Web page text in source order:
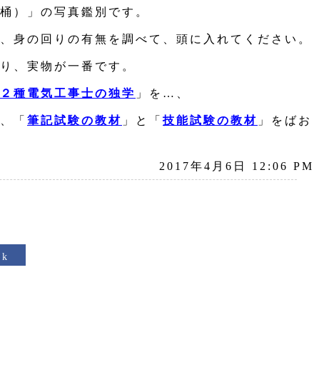
）」の写真鑑別です。
身の回りの有無を調べて、頭に入れてください。
、実物が一番です。
種電気工事士の独学 」を…、
「 筆記試験の教材 」と「 技能試験の教材 」をばお
2017年4月6日 12:06 PM